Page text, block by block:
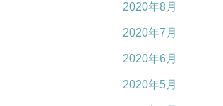
2020年8月
2020年7月
2020年6月
2020年5月